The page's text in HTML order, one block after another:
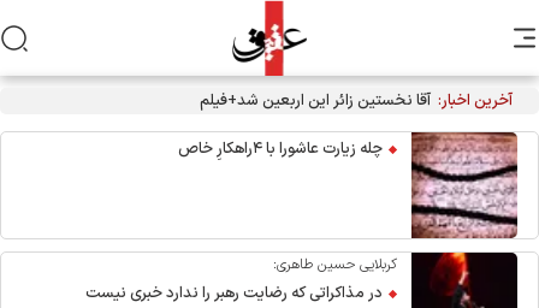
آخرین اخبار: آقا نخستین زائر این اربعین شد+فیلم
چله زیارت عاشورا با ۴راهکارِ خاص
کربلایی حسین طاهری:
در مذاکراتی که رضایت رهبر را ندارد خبری نیست